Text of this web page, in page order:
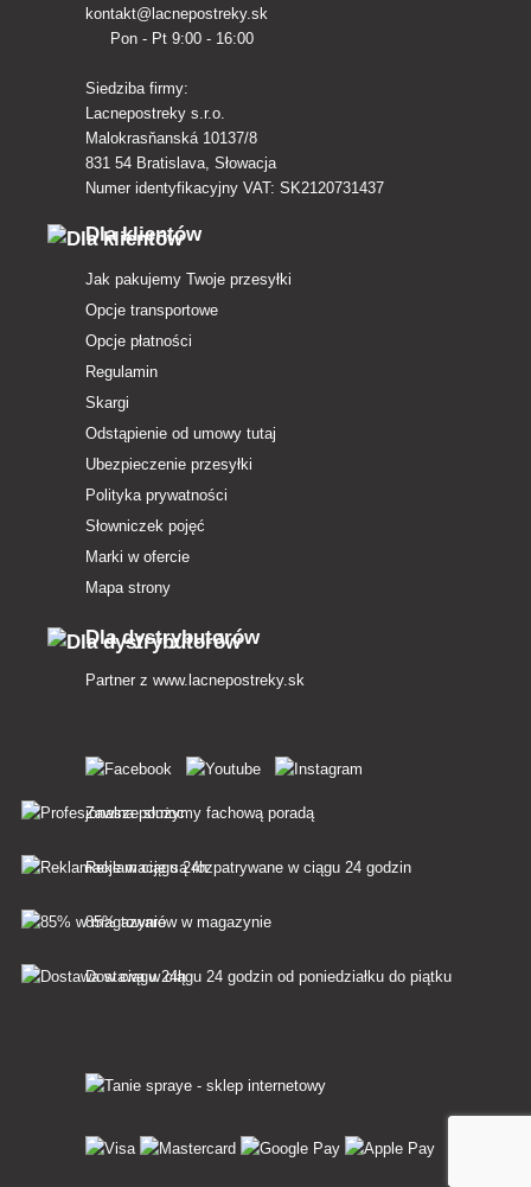
kontakt@lacnepostreky.sk
Pon - Pt 9:00 - 16:00
Siedziba firmy:
Lacnepostreky s.r.o.
Malokrasňanská 10137/8
831 54 Bratislava, Słowacja
Numer identyfikacyjny VAT: SK2120731437
Dla klientów
Jak pakujemy Twoje przesyłki
Opcje transportowe
Opcje płatności
Regulamin
Skargi
Odstąpienie od umowy tutaj
Ubezpieczenie przesyłki
Polityka prywatności
Słowniczek pojęć
Marki w ofercie
Mapa strony
Dla dystrybutorów
Partner z www.lacnepostreky.sk
Zawsze służymy fachową poradą
Reklamacje są rozpatrywane w ciągu 24 godzin
85% towarów w magazynie
Dostawa w ciągu 24 godzin od poniedziałku do piątku